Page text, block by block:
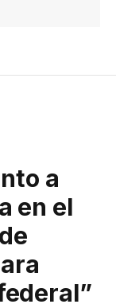
a
en el